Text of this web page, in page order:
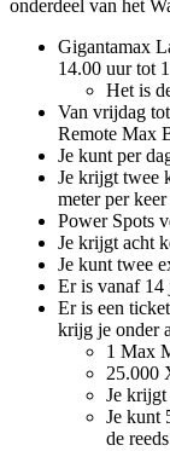
onderdeel van het
Gigantamax
14.00 uur tot
Het is
Van vrijdag
Remote Max
Je kunt per
Je krijgt twee
meter per
Power Spots
Je krijgt acht
Je kunt twee
Er is vanaf 14
Er is een
krijg je onder
1 Max
25.000
Je
Je kunt
de